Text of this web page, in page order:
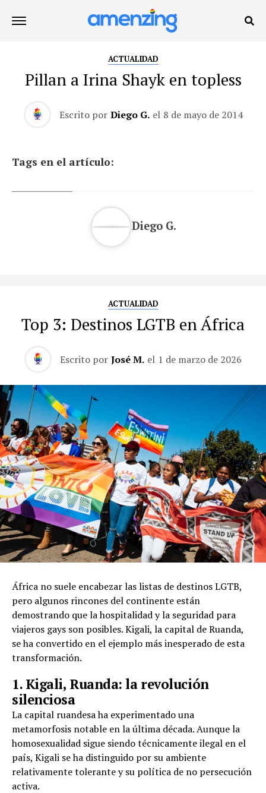
ACTUALIDAD
Pillan a Irina Shayk en topless
Escrito por Diego G. el 8 de mayo de 2014
Tags en el artículo:
Diego G.
ACTUALIDAD
Top 3: Destinos LGTB en África
Escrito por José M. el 1 de marzo de 2026
África no suele encabezar las listas de destinos LGTB,
pero algunos rincones del continente están
demostrando que la hospitalidad y la seguridad para
viajeros gays son posibles. Kigali, la capital de Ruanda,
se ha convertido en el ejemplo más inesperado de esta
transformación.
1. Kigali, Ruanda: la revolución
silenciosa
La capital ruandesa ha experimentado una
metamorfosis notable en la última década. Aunque la
homosexualidad sigue siendo técnicamente ilegal en el
país, Kigali se ha distinguido por su ambiente
relativamente tolerante y su política de no persecución
activa.